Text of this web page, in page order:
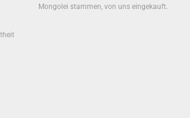
Mongolei stammen, von uns eingekauft.